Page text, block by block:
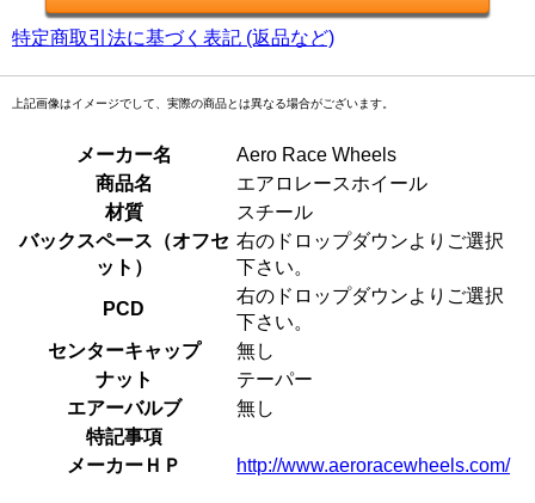
特定商取引法に基づく表記 (返品など)
上記画像はイメージでして、実際の商品とは異なる場合がございます。
メーカー名
Aero Race Wheels
商品名
エアロレースホイール
材質
スチール
バックスペース（オフセ
ット）
右のドロップダウンよりご選択
下さい。
PCD
右のドロップダウンよりご選択
下さい。
センターキャップ
無し
ナット
テーパー
エアーバルブ
無し
特記事項
メーカーＨＰ
http://www.aeroracewheels.com/